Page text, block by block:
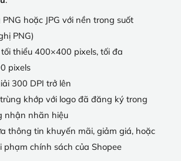
hoặc JPG với nền trong suốt
PNG)
thiểu 400×400 pixels, tối đa
pixels
300 DPI trở lên
khớp với logo đã đăng ký trong
nhận nhãn hiệu
thông tin khuyến mãi, giảm giá, hoặc
phạm chính sách của Shopee